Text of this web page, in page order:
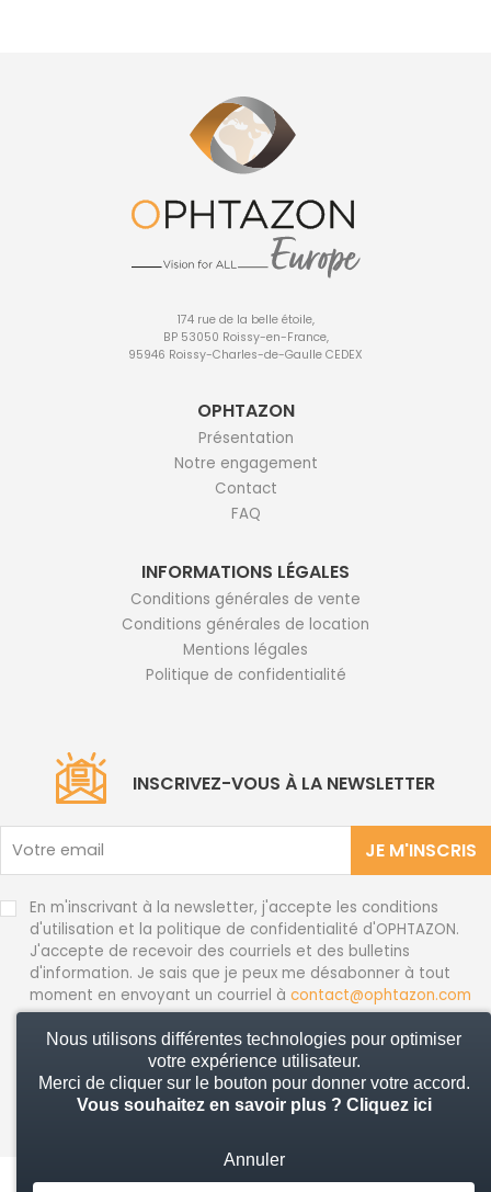
174 rue de la belle étoile,
BP 53050 Roissy-en-France,
95946 Roissy-Charles-de-Gaulle CEDEX
OPHTAZON
Présentation
Notre engagement
Contact
FAQ
INFORMATIONS LÉGALES
Conditions générales de vente
Conditions générales de location
Mentions légales
Politique de confidentialité
INSCRIVEZ-VOUS À LA NEWSLETTER
JE M'INSCRIS
En m'inscrivant à la newsletter, j'accepte les conditions
d'utilisation et la politique de confidentialité d'OPHTAZON.
J'accepte de recevoir des courriels et des bulletins
d'information. Je sais que je peux me désabonner à tout
moment en envoyant un courriel à contact@ophtazon.com
© 2026 Ophtazon - Tous droits réservés
Nous utilisons différentes technologies pour optimiser
votre expérience utilisateur.
Merci de cliquer sur le bouton pour donner votre accord.
Vous souhaitez en savoir plus ? Cliquez ici
Annuler